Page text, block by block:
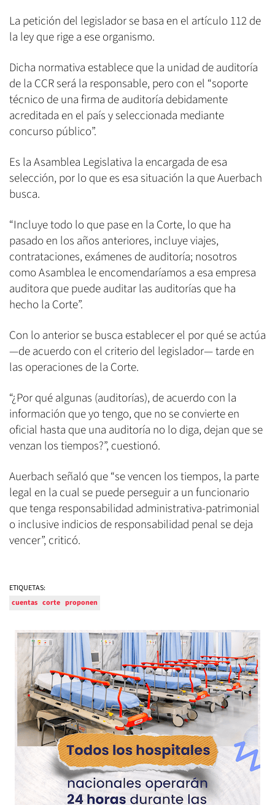
La petición del legislador se basa en el artículo 112 de
la ley que rige a ese organismo.
Dicha normativa establece que la unidad de auditoría
de la CCR será la responsable, pero con el “soporte
técnico de una firma de auditoría debidamente
acreditada en el país y seleccionada mediante
concurso público”.
Es la Asamblea Legislativa la encargada de esa
selección, por lo que es esa situación la que Auerbach
busca.
“Incluye todo lo que pase en la Corte, lo que ha
pasado en los años anteriores, incluye viajes,
contrataciones, exámenes de auditoría; nosotros
como Asamblea le encomendaríamos a esa empresa
auditora que puede auditar las auditorías que ha
hecho la Corte”.
Con lo anterior se busca establecer el por qué se actúa
—de acuerdo con el criterio del legislador— tarde en
las operaciones de la Corte.
“¿Por qué algunas (auditorías), de acuerdo con la
información que yo tengo, que no se convierte en
oficial hasta que una auditoría no lo diga, dejan que se
venzan los tiempos?”, cuestionó.
Auerbach señaló que “se vencen los tiempos, la parte
legal en la cual se puede perseguir a un funcionario
que tenga responsabilidad administrativa-patrimonial
o inclusive indicios de responsabilidad penal se deja
vencer”, criticó.
ETIQUETAS:
cuentas corte proponen